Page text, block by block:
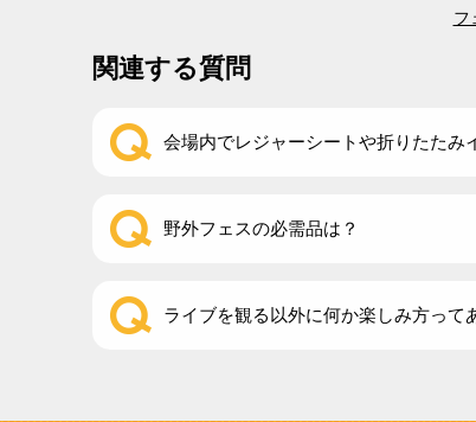
フ
関連する質問
会場内でレジャーシートや折りたたみ
野外フェスの必需品は？
ライブを観る以外に何か楽しみ方って